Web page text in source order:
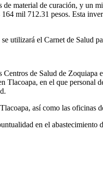
material de curación, y un
mil 712.31 pesos. Esta
utilizará el Carnet de Salud
de Salud de Zoquiapa
en el que personal
así como las oficinas
en el abastecimiento